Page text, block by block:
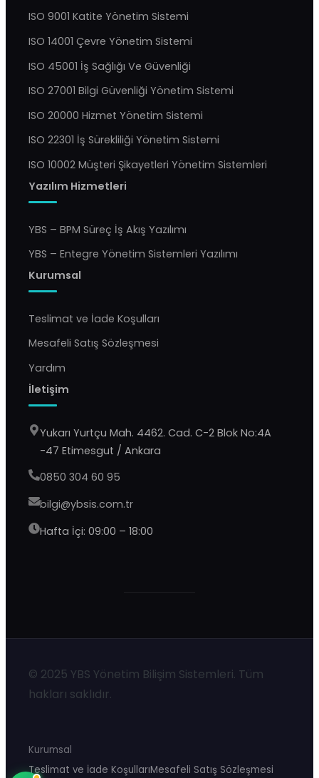
ISO 9001 Katite Yönetim Sistemi
ISO 14001 Çevre Yönetim Sistemi
ISO 45001 İş Sağlığı Ve Güvenliği
ISO 27001 Bilgi Güvenliği Yönetim Sistemi
ISO 20000 Hizmet Yönetim Sistemi
ISO 22301 İş Sürekliliği Yönetim Sistemi
ISO 10002 Müşteri Şikayetleri Yönetim Sistemleri
Yazılım Hizmetleri
YBS – BPM Süreç İş Akış Yazılımı
YBS – Entegre Yönetim Sistemleri Yazılımı
Kurumsal
Teslimat ve İade Koşulları
Mesafeli Satış Sözleşmesi
Yardım
İletişim
Yukarı Yurtçu Mah. 4462. Cad. C-2 Blok No:4A
-47 Etimesgut / Ankara
0850 304 60 95
bilgi@ybsis.com.tr
Hafta İçi: 09:00 – 18:00
© 2025 YBS Yönetim Bilişim Sistemleri. Tüm
hakları saklıdır.
Kurumsal
Teslimat ve İade KoşullarıMesafeli Satış Sözleşmesi